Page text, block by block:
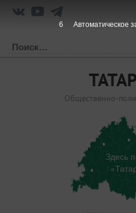
Общественно-
Здесь
6 Автоматическое